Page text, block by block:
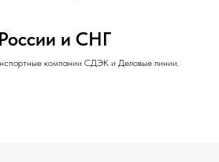
и СНГ
компании СДЭК и Деловые линии.